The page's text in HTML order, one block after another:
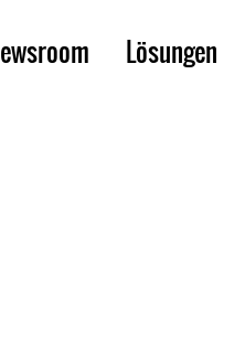
Lösungen